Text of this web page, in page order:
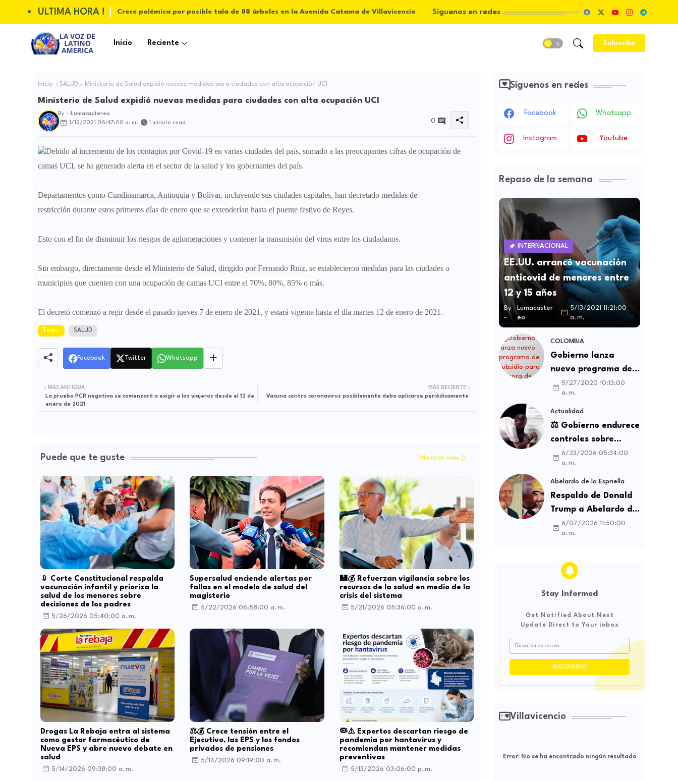
ULTIMA HORA ! Crece polémica por posible tala de 88 árboles en la Avenida Catama de Villavicencio Síguenos en redes
Inicio Reciente Subscribe
Inicio SALUD Ministerio de Salud expidió nuevas medidas para ciudades con alta ocupación UCI
Ministerio de Salud expidió nuevas medidas para ciudades con alta ocupación UCI
By -
Lumacastereo
1/12/2021 06:47:00 a. m.
1 minute read 0
Debido al incremento de los contagios por Covid-19 en varias ciudades del país, sumado a las preocupantes cifras de ocupación de
camas UCI, se ha generado alerta en el sector de la salud y los gobernantes del país.
Departamentos como Cundinamarca, Antioquia y Bolívar, incluyendo sus ciudades capitales, han decretado medidas de
restricción durante estos primeros días de enero que se extenderían hasta el puente festivo de Reyes.
Esto con el fin de disminuir los riesgos de aglomeraciones y contener la transmisión del virus entre los ciudadanos.
Sin embargo, directamente desde el Ministerio de Salud, dirigido por Fernando Ruiz, se establecieron medidas para las ciudades o
municipios que cuenten con una ocupación de camas UCI entre el 70%, 80%, 85% o más.
El decretó comenzó a regir desde el pasado jueves 7 de enero de 2021, y estará vigente hasta el día martes 12 de enero de 2021.
Tags: SALUD
Facebook Twitter Whatsapp
MÁS RECIENTE
Vacuna contra coronavirus posiblemente deba aplicarse periódicamente
MÁS ANTIGUA
La prueba PCR negativa se comenzará a exigir a los viajeros desde el 12 de
enero de 2021
Puede que te guste Mostrar más
💉 Corte Constitucional respalda
vacunación infantil y prioriza la
salud de los menores sobre
decisiones de los padres
5/26/2026 05:40:00 a. m.
Supersalud enciende alertas por
fallas en el modelo de salud del
magisterio
5/22/2026 06:58:00 a. m.
🏥💰 Refuerzan vigilancia sobre los
recursos de la salud en medio de la
crisis del sistema
5/21/2026 05:36:00 a. m.
Drogas La Rebaja entra al sistema
como gestor farmacéutico de
Nueva EPS y abre nuevo debate en
salud
5/14/2026 09:38:00 a. m.
⚖️💰 Crece tensión entre el
Ejecutivo, las EPS y los fondos
privados de pensiones
5/14/2026 09:19:00 a. m.
🦠⚠️ Expertos descartan riesgo de
pandemia por hantavirus y
recomiendan mantener medidas
preventivas
5/13/2026 03:06:00 p. m.
Síguenos en redes
Facebook Whatsapp
Instagram Youtube
Repaso de la semana
INTERNACIONAL
EE.UU. arrancó vacunación
anticovid de menores entre
12 y 15 años
By
-
Lumacaster
eo
5/13/2021 11:21:00
a. m.
COLOMBIA
Gobierno lanza
nuevo programa de
subsidio para compra
de vivienda VIS y no
VIS
5/27/2020 10:13:00
a. m.
Actualidad
⚖️ Gobierno endurece
controles sobre
contratos sindicales
y busca frenar la
intermediación
laboral ilegal
6/23/2026 05:34:00
a. m.
Abelardo de la Espriella
Respaldo de Donald
Trump a Abelardo de
la Espriella genera
debate sobre
influencia
internacional
6/07/2026 11:50:00
a. m.
Stay Informed
Get Notified About Next
Update Direct to Your inbox
Villavicencio
Error:No se ha encontrado ningún resultado